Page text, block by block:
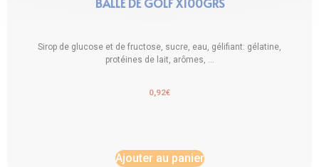
Sirop de glucose et de fructose, sucre, eau, gélifiant: gélatine,
protéines de lait, arômes, ...
0,92€
Ajouter au panier